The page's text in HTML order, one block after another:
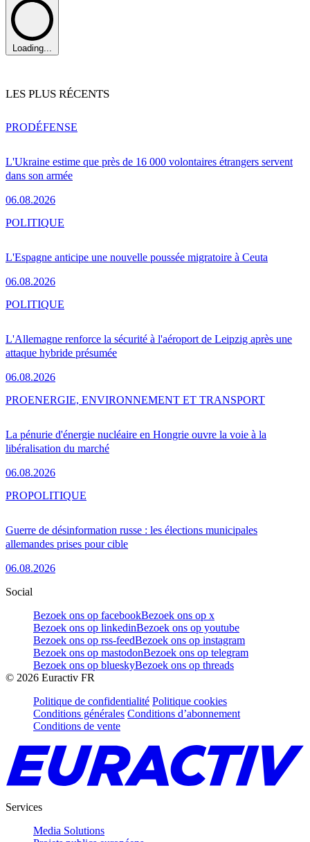
Loading...
LES PLUS RÉCENTS
L'Ukraine estime que près de 16 000 volontaires étrangers servent
dans son armée
06.08.2026
PRODÉFENSE
L'Espagne anticipe une nouvelle poussée migratoire à Ceuta
06.08.2026
POLITIQUE
L'Allemagne renforce la sécurité à l'aéroport de Leipzig après une
attaque hybride présumée
06.08.2026
POLITIQUE
La pénurie d'énergie nucléaire en Hongrie ouvre la voie à la
libéralisation du marché
06.08.2026
PROENERGIE, ENVIRONNEMENT ET TRANSPORT
Guerre de désinformation russe : les élections municipales
allemandes prises pour cible
06.08.2026
PROPOLITIQUE
Social
Bezoek ons op facebookBezoek ons op x
Bezoek ons op linkedinBezoek ons op youtube
Bezoek ons op rss-feedBezoek ons op instagram
Bezoek ons op mastodonBezoek ons op telegram
Bezoek ons op blueskyBezoek ons op threads
© 2026 Euractiv FR
Politique de confidentialité Politique cookies
Conditions générales Conditions d’abonnement
Conditions de vente
Services
Media Solutions